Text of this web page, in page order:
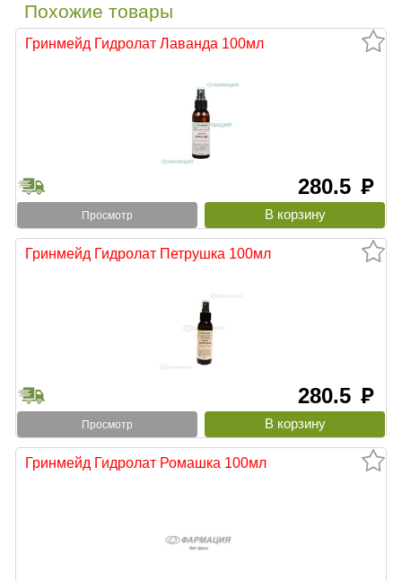
Похожие товары
Гринмейд Гидролат Лаванда 100мл
280.5 руб
Просмотр
Гринмейд Гидролат Петрушка 100мл
280.5 руб
Просмотр
Гринмейд Гидролат Ромашка 100мл